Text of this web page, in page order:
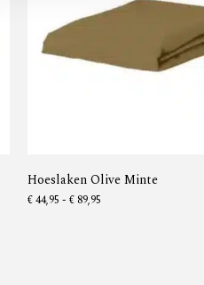
Hoeslaken Olive Minte
€44,95 - € 89,95